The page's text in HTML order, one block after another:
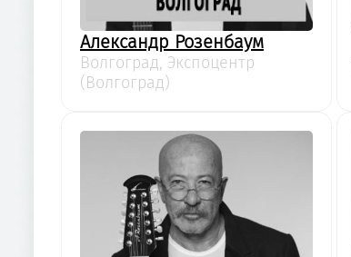
Александр Розенбаум
Волгоград, Экспоцентр
(Волгоград)